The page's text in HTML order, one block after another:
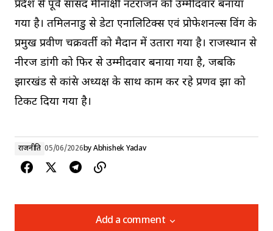
प्रदेश से पूर्व सांसद मीनाक्षी नटराजन को उम्मीदवार बनाया
गया है। तमिलनाडु से डेटा एनालिटिक्स एवं प्रोफेशनल्स विंग के
प्रमुख प्रवीण चक्रवर्ती को मैदान में उतारा गया है। राजस्थान से
नीरज डांगी को फिर से उम्मीदवार बनाया गया है, जबकि
झारखंड से कांग्रेस अध्यक्ष के साथ काम कर रहे प्रणव झा को
टिकट दिया गया है।
राजनीति 05/06/2026byAbhishek Yadav
Add a comment